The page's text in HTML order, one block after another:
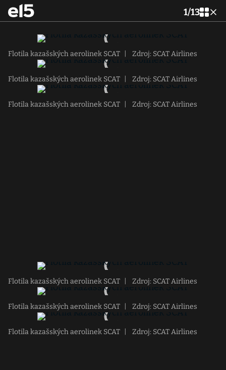
1/13
Flotila kazašských aerolinek SCAT Zdroj: SCAT Airlines
Flotila kazašských aerolinek SCAT Zdroj: SCAT Airlines
Flotila kazašských aerolinek SCAT Zdroj: SCAT Airlines
Flotila kazašských aerolinek SCAT Zdroj: SCAT Airlines
Flotila kazašských aerolinek SCAT Zdroj: SCAT Airlines
Flotila kazašských aerolinek SCAT Zdroj: SCAT Airlines